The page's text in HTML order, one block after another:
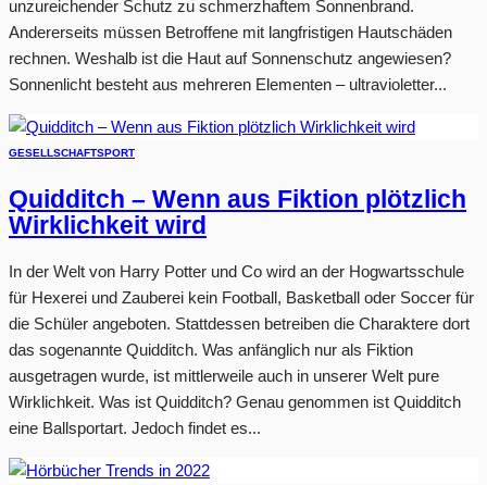
unzureichender Schutz zu schmerzhaftem Sonnenbrand.
Andererseits müssen Betroffene mit langfristigen Hautschäden
rechnen. Weshalb ist die Haut auf Sonnenschutz angewiesen?
Sonnenlicht besteht aus mehreren Elementen – ultravioletter...
GESELLSCHAFTSPORT
Quidditch – Wenn aus Fiktion plötzlich
Wirklichkeit wird
In der Welt von Harry Potter und Co wird an der Hogwartsschule
für Hexerei und Zauberei kein Football, Basketball oder Soccer für
die Schüler angeboten. Stattdessen betreiben die Charaktere dort
das sogenannte Quidditch. Was anfänglich nur als Fiktion
ausgetragen wurde, ist mittlerweile auch in unserer Welt pure
Wirklichkeit. Was ist Quidditch? Genau genommen ist Quidditch
eine Ballsportart. Jedoch findet es...